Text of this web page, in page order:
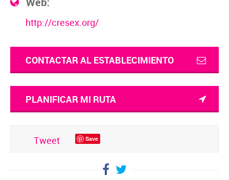
http://cresex.org/
CONTACTAR AL ESTABLECIMIENTO
PLANIFICAR MI RUTA
Tweet Save